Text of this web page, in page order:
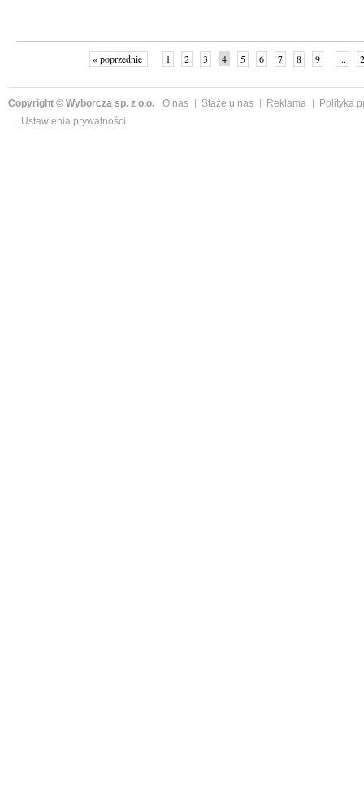
« poprzednie 1 2 3 4 5 6 7 8 9 ...
Copyright © Wyborcza sp. z o.o. O nas Staże u nas Reklama
Polityka
Ustawienia prywatności